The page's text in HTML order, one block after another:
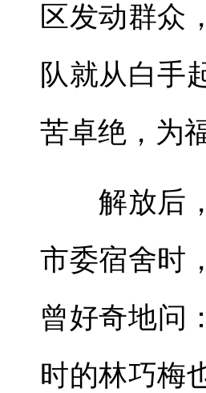
区发动群众
队就从白手
苦卓绝，为
解放后，
市委宿舍时
曾好奇地问
时的林巧梅